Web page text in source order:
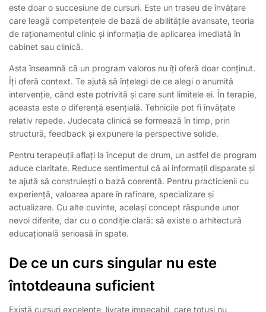
este doar o succesiune de cursuri. Este un traseu de învățare
care leagă competențele de bază de abilitățile avansate, teoria
de raționamentul clinic și informația de aplicarea imediată în
cabinet sau clinică.
Asta înseamnă că un program valoros nu îți oferă doar conținut.
Îți oferă context. Te ajută să înțelegi de ce alegi o anumită
intervenție, când este potrivită și care sunt limitele ei. În terapie,
aceasta este o diferență esențială. Tehnicile pot fi învățate
relativ repede. Judecata clinică se formează în timp, prin
structură, feedback și expunere la perspective solide.
Pentru terapeuții aflați la început de drum, un astfel de program
aduce claritate. Reduce sentimentul că ai informații disparate și
te ajută să construiești o bază coerentă. Pentru practicienii cu
experiență, valoarea apare în rafinare, specializare și
actualizare. Cu alte cuvinte, același concept răspunde unor
nevoi diferite, dar cu o condiție clară: să existe o arhitectură
educațională serioasă în spate.
De ce un curs singular nu este
întotdeauna suficient
Există cursuri excelente, livrate impecabil, care totuși nu